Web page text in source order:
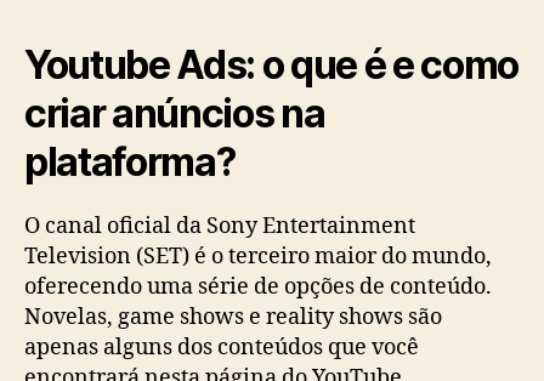
Youtube Ads: o que é e como
criar anúncios na
plataforma?
O canal oficial da Sony Entertainment
Television (SET) é o terceiro maior do mundo,
oferecendo uma série de opções de conteúdo.
Novelas, game shows e reality shows são
apenas alguns dos conteúdos que você